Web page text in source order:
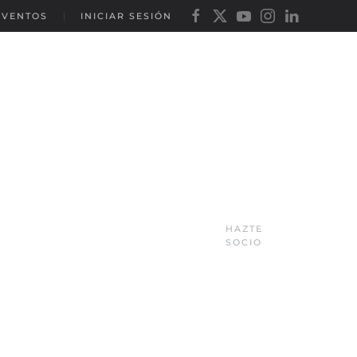
INICIAR SESIÓN
HAZTE
SOCIO